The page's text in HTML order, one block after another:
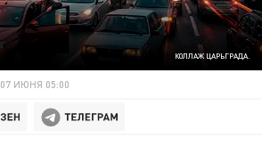
КОЛЛАЖ ЦАРЬГРАДА.
07 ИЮНЯ 05:00